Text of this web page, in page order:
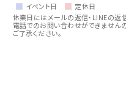
イベント日
定休日
休業日にはメールの返信・LINEの返
電話でのお問い合わせができません
ご了承ください。